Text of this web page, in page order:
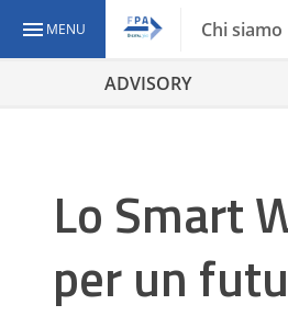
MENU Chi siamo
ADVISORY
Lo Smart
per un